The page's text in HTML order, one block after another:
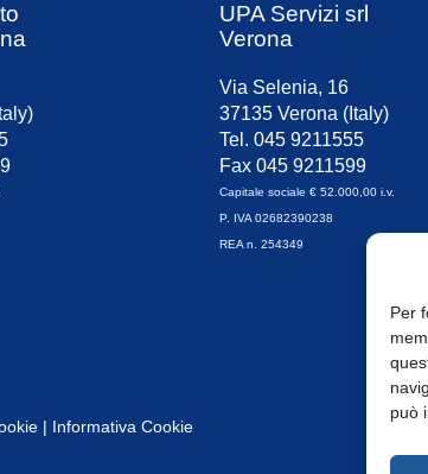
Per
può
UPA Servizi srl
Verona
Via Selenia, 16
37135 Verona (Italy)
Tel. 045 9211555
Fax 045 9211599
Capitale sociale € 52.000,00 i.v.
P. IVA 02682390238
REA n. 254349
| Informativa Cookie